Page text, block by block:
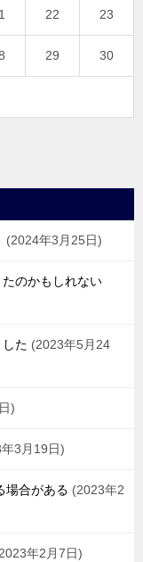
22 23
29 30
2024年3月25日
のかもしれない
た
2023年5月24
3月19日
場合がある
2023年2
年2月7日